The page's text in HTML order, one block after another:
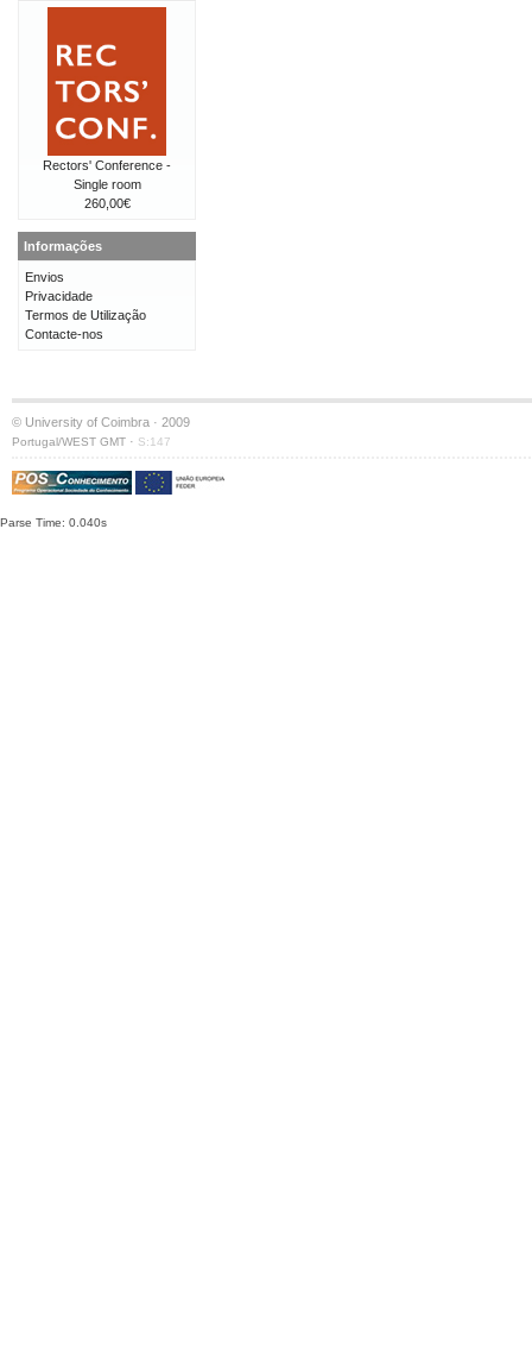
Rectors' Conference -
Single room
260,00€
Informações
Envios
Privacidade
Termos de Utilização
Contacte-nos
© University of Coimbra · 2009
Portugal/WEST GMT · S:147
Parse Time: 0.040s